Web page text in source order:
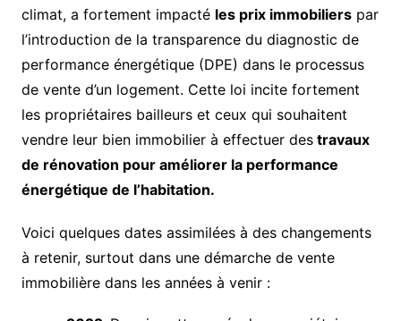
climat, a fortement impacté les prix immobilierspar
l’introduction de la transparence du diagnostic de
performance énergétique (DPE) dans le processus
de vente d’un logement. Cette loi incite fortement
les propriétaires bailleurs et ceux qui souhaitent
vendre leur bien immobilier à effectuer destravaux
de rénovation pour améliorer la performance
énergétique de l’habitation.
Voici quelques dates assimilées à des changements
à retenir, surtout dans une démarche de vente
immobilière dans les années à venir :